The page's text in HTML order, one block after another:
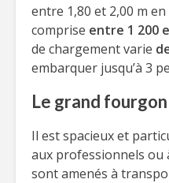
entre 1,80 et 2,00 m en
comprise entre 1 200
de chargement varie
embarquer jusqu’à 3
Le grand fourgon
Il est spacieux et
aux professionnels ou
sont amenés à